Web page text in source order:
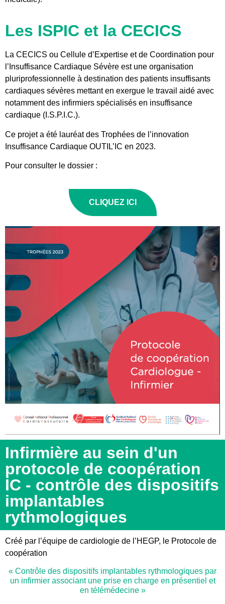
Les ISPIC et la CECICS
La CECICS ou Cellule d’Expertise et de Coordination pour
l’Insuffisance Cardiaque Sévère est une organisation
pluriprofessionnelle à destination des patients insuffisants
cardiaques sévères mettant en exergue le travail aidé avec
notamment des infirmiers spécialisés en insuffisance
cardiaque (I.S.P.I.C.).
Ce projet a été lauréat des Trophées de l’innovation
Insuffisance Cardiaque OUTIL’IC en 2023.
Pour consulter le dossier :
CLIQUEZ ICI
Infirmière au sein d'un
protocole de coopération
IC - contrôle des dispositifs
implantables
rythmologiques
Créé par l’équipe de cardiologie de l’HEGP, le Protocole de
coopération
« Contrôle des dispositifs implantables rythmologiques par
un infirmier associant une prise en charge en présentiel et
en télémédecine »